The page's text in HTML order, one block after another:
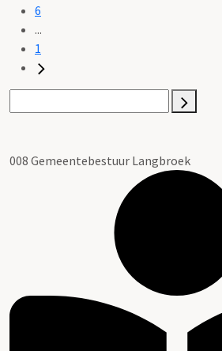
6
...
1
008 Gemeentebestuur Langbroek